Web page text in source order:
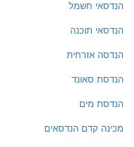
הנדסאי חשמל
הנדסאי תוכנה
הנדסה אזרחית
הנדסת סאונד
הנדסת מים
מכינה קדם הנדסאים